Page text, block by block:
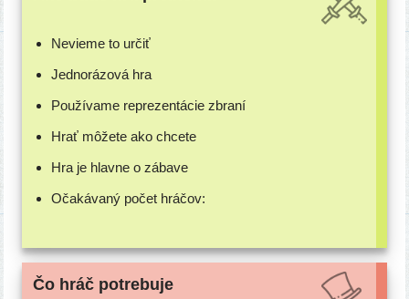
Nevieme to určiť
Jednorázová hra
Používame repre­zen­tá­cie zbraní
Hrať môže­te ako chcete
Hra je hlav­ne o zábave
Očakávaný počet hráčov:
Čo hráč potrebuje